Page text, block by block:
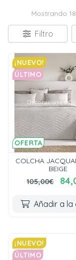
Mostrando
Filtro
OFERTA
¡NUEVO!
ÚLTIMO
COLCHA
BEIGE
105,00€
Añadir a la
¡NUEVO!
ÚLTIMO